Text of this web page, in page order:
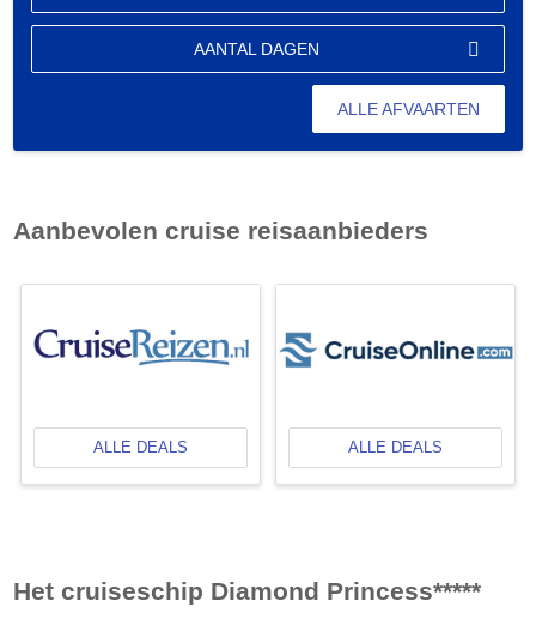
AANTAL DAGEN
ALLE AFVAARTEN
Aanbevolen cruise reisaanbieders
ALLE DEALS ALLE DEALS
Het cruiseschip Diamond Princess*****